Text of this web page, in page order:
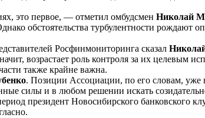
это первое, — отметил омбудсмен Николай
обстоятельства турбулентности рождают
Росфинмониторинга сказал
возрастает роль контроля за их целевым
также крайне важна.
. Позиции Ассоциации, по его словам, уже
силы и в любом решении искать
президент Новосибирского банковского